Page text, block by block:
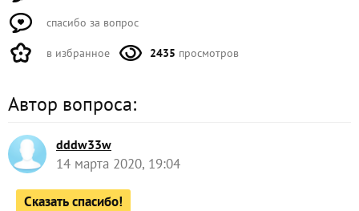
спасибо за вопрос
в избранное 2435 просмотров
Автор вопроса:
dddw33w
14 марта 2020, 19:04
Сказать спасибо!